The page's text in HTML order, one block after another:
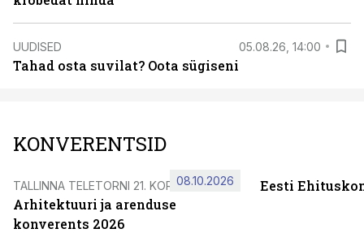
UUDISED 05.08.26, 14:00
Tahad osta suvilat? Oota sügiseni
KONVERENTSID
TALLINNA TELETORNI 21. KORRUSEL
Arhitektuuri ja arenduse
konverents 2026
08.10.2026 Eesti